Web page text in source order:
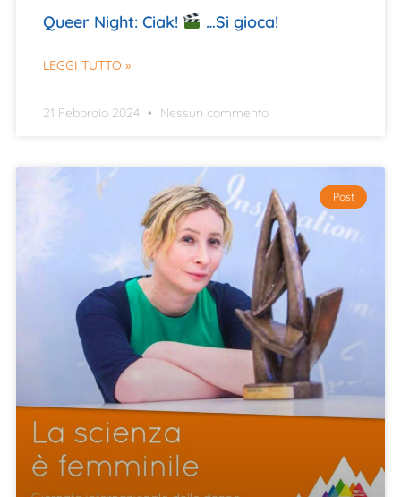
Queer Night: Ciak! …Si gioca!
LEGGI TUTTO »
21 Febbraio 2024 Nessun commento
Post